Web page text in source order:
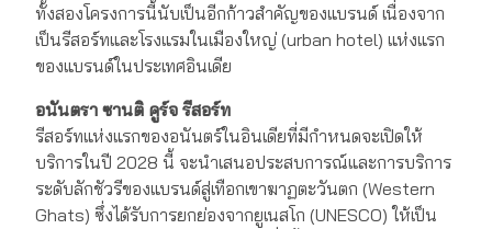
ทั้งสองโครงการนี้นับเป็นอีกก้าวสำคัญของแบรนด์ เนื่องจาก
เป็นรีสอร์ทและโรงแรมในเมืองใหญ่ (urban hotel) แห่งแรก
ของแบรนด์ในประเทศอินเดีย
อนันตรา ซานติ คูร์จ รีสอร์ท
รีสอร์ทแห่งแรกของอนันตร์ในอินเดียที่มีกำหนดจะเปิดให้
บริการในปี 2028 นี้ จะนำเสนอประสบการณ์และการบริการ
ระดับลักชัวรีของแบรนด์สู่เทือกเขาฆาฏตะวันตก (Western
Ghats) ซึ่งได้รับการยกย่องจากยูเนสโก (UNESCO) ให้เป็น